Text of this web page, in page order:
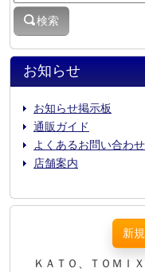
お知らせ
お知らせ掲示板
通販ガイド
よくあるお問い合わせ
店舗案内
検索
新
ＫＡＴＯ、ＴＯＭＩ